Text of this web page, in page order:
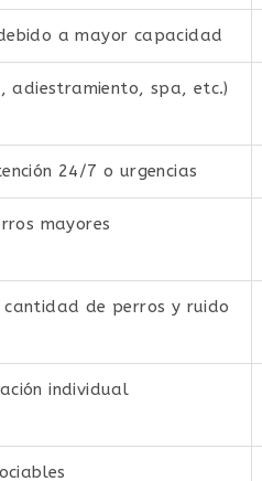
a mayor capacidad
adiestramiento, spa, etc.)
24/7 o urgencias
mayores
de perros y ruido
individual